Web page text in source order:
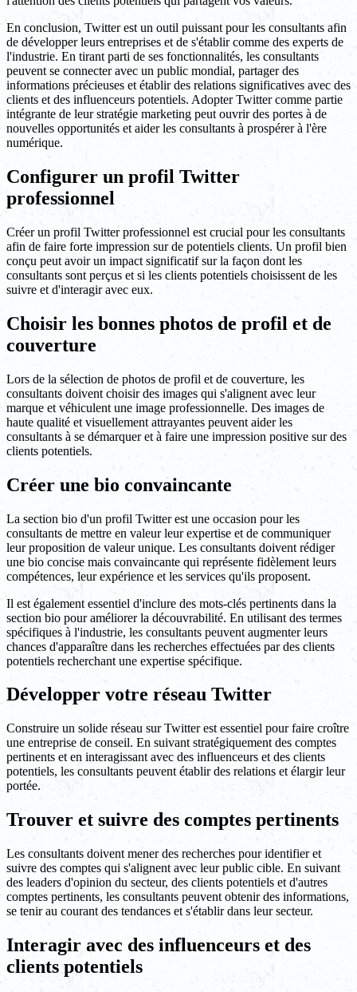
En conclusion, Twitter est un outil puissant pour les consultants afin
de développer leurs entreprises et de s'établir comme des experts de
l'industrie. En tirant parti de ses fonctionnalités, les consultants
peuvent se connecter avec un public mondial, partager des
informations précieuses et établir des relations significatives avec des
clients et des influenceurs potentiels. Adopter Twitter comme partie
intégrante de leur stratégie marketing peut ouvrir des portes à de
nouvelles opportunités et aider les consultants à prospérer à l'ère
numérique.
Configurer un profil Twitter
professionnel
Créer un profil Twitter professionnel est crucial pour les consultants
afin de faire forte impression sur de potentiels clients. Un profil bien
conçu peut avoir un impact significatif sur la façon dont les
consultants sont perçus et si les clients potentiels choisissent de les
suivre et d'interagir avec eux.
Choisir les bonnes photos de profil et de
couverture
Lors de la sélection de photos de profil et de couverture, les
consultants doivent choisir des images qui s'alignent avec leur
marque et véhiculent une image professionnelle. Des images de
haute qualité et visuellement attrayantes peuvent aider les
consultants à se démarquer et à faire une impression positive sur des
clients potentiels.
Créer une bio convaincante
La section bio d'un profil Twitter est une occasion pour les
consultants de mettre en valeur leur expertise et de communiquer
leur proposition de valeur unique. Les consultants doivent rédiger
une bio concise mais convaincante qui représente fidèlement leurs
compétences, leur expérience et les services qu'ils proposent.
Il est également essentiel d'inclure des mots-clés pertinents dans la
section bio pour améliorer la découvrabilité. En utilisant des termes
spécifiques à l'industrie, les consultants peuvent augmenter leurs
chances d'apparaître dans les recherches effectuées par des clients
potentiels recherchant une expertise spécifique.
Développer votre réseau Twitter
Construire un solide réseau sur Twitter est essentiel pour faire croître
une entreprise de conseil. En suivant stratégiquement des comptes
pertinents et en interagissant avec des influenceurs et des clients
potentiels, les consultants peuvent établir des relations et élargir leur
portée.
Trouver et suivre des comptes pertinents
Les consultants doivent mener des recherches pour identifier et
suivre des comptes qui s'alignent avec leur public cible. En suivant
des leaders d'opinion du secteur, des clients potentiels et d'autres
comptes pertinents, les consultants peuvent obtenir des informations,
se tenir au courant des tendances et s'établir dans leur secteur.
Interagir avec des influenceurs et des
clients potentiels